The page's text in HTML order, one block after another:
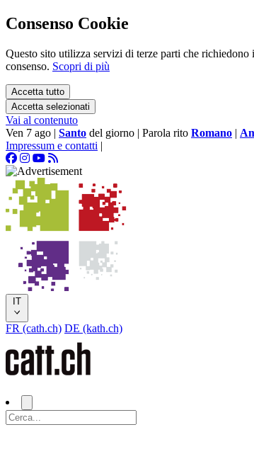
Consenso Cookie
Questo sito utilizza servizi di terze parti che richiedono
consenso. Scopri di più
Accetta tutto
Accetta selezionati
Vai al contenuto
Ven 7 ago | Santo del giorno | Parola rito Romano |
Impressum e contatti |
IT
FR (cath.ch) DE (kath.ch)